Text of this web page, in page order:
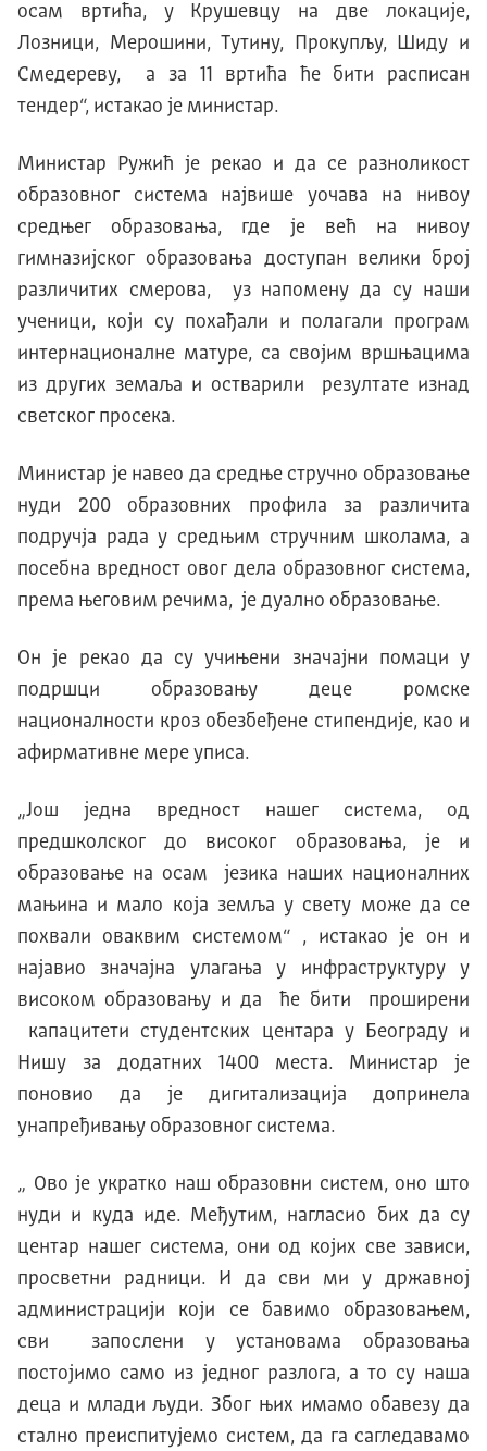
осам вртића, у Kрушевцу на две локације,
Лозници, Мерошини, Тутину, Прокупљу, Шиду и
Смедереву, а за 11 вртића ће бити расписан
тендер“, истакао је министар.
Министар Ружић је рекао и да се разноликост
образовног система највише уочава на нивоу
средњег образовања, где је већ на нивоу
гимназијског образовања доступан велики број
различитих смерова, уз напомену да су наши
ученици, који су похађали и полагали програм
интернационалне матуре, са својим вршњацима
из других земаља и остварили резултате изнад
светског просека.
Министар је навео да средње стручно образовање
нуди 200 образовних профила за различита
подручја рада у средњим стручним школама, а
посебна вредност овог дела образовног система,
према његовим речима, је дуално образовање.
Он је рекао да су учињени значајни помаци у
подршци образовању деце ромске
националности кроз обезбеђене стипендије, као и
афирмативне мере уписа.
„Још једна вредност нашег система, од
предшколског до високог образовања, је и
образовање на осам језика наших националних
мањина и мало која земља у свету може да се
похвали оваквим системом“ , истакао је он и
најавио значајна улагања у инфраструктуру у
високом образовању и да ће бити проширени
капацитети студентских центара у Београду и
Нишу за додатних 1400 места. Министар је
поновио да је дигитализација допринела
унапређивању образовног система.
„ Ово је укратко наш образовни систем, оно што
нуди и куда иде. Међутим, нагласио бих да су
центар нашег система, они од којих све зависи,
просветни радници. И да сви ми у државној
администрацији који се бавимо образовањем,
сви запослени у установама образовања
постојимо само из једног разлога, а то су наша
деца и млади људи. Због њих имамо обавезу да
стално преиспитујемо систем, да га сагледавамо